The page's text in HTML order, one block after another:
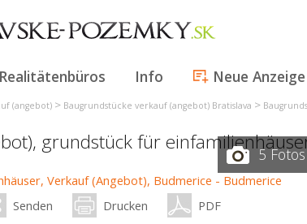
Realitätenbüros Info Neue Anzeige
(angebot) > Baugrundstücke verkauf (angebot) Bratislava >
grundstück für 5
Senden Drucken PDF